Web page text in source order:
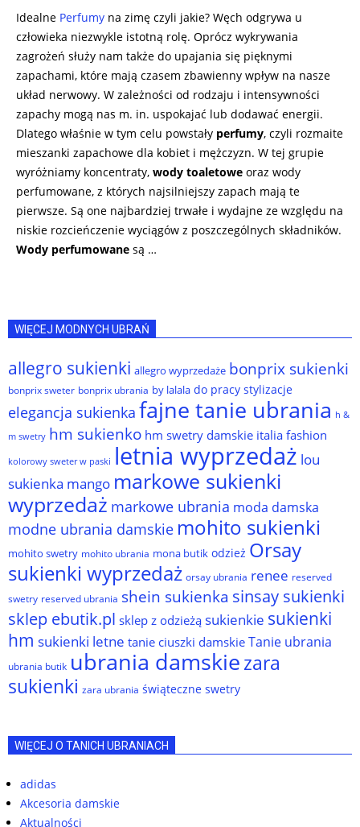
Idealne Perfumy na zimę czyli jakie? Węch odgrywa u
człowieka niezwykle istotną rolę. Oprócz wykrywania
zagrożeń służy nam także do upajania się pięknymi
zapachami, które mają czasem zbawienny wpływ na nasze
układ nerwowy. W zależności od rodzaju i intensywności
zapachy mogą nas m. in. uspokajać lub dodawać energii.
Dlatego właśnie w tym celu powstały perfumy, czyli rozmaite
mieszanki zapachowe dla kobiet i mężczyzn. W tej grupie
wyróżniamy koncentraty, wody toaletowe oraz wody
perfumowane, z których najsilniejszy zapach mają te
pierwsze. Są one najbardziej trwałe i wydajne ze względu na
niskie rozcieńczenie wyciągów z poszczególnych składników.
Wody perfumowane są …
WIĘCEJ MODNYCH UBRAŃ
allegro sukienki allegro wyprzedaże bonprix sukienki
bonprix sweter bonprix ubrania by lalala do pracy stylizacje
elegancja sukienka fajne tanie ubrania h &
m swetry hm sukienko hm swetry damskie italia fashion
kolorowy sweter w paski letnia wyprzedaż lou
sukienka mango markowe sukienki
wyprzedaż markowe ubrania moda damska
modne ubrania damskie mohito sukienki
mohito swetry mohito ubrania mona butik odzież Orsay
sukienki wyprzedaż orsay ubrania renee reserved
swetry reserved ubrania shein sukienka sinsay sukienki
sklep ebutik.pl sklep z odzieżą sukienkie sukienki
hm sukienki letne tanie ciuszki damskie Tanie ubrania
ubrania butik ubrania damskiezara
sukienki zara ubrania świąteczne swetry
WIĘCEJ O TANICH UBRANIACH
adidas
Akcesoria damskie
Aktualności